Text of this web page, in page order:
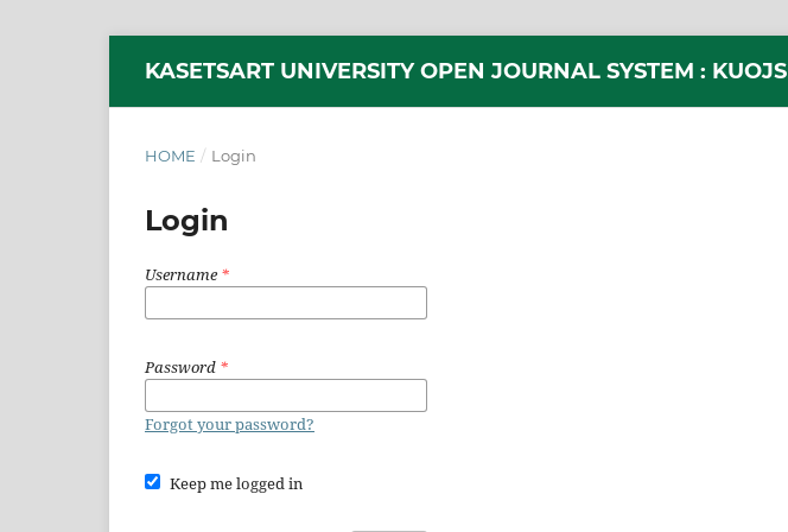
KASETSART UNIVERSITY OPEN JOURNAL SYSTEM : KUOJS
HOME / Login
Login
Username*
Password *
Forgot your password?
Keep me logged in